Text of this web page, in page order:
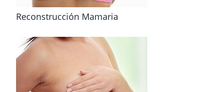
Reconstrucción Mamaria